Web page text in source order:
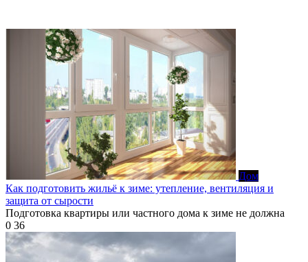
Дом
Как подготовить жильё к зиме: утепление, вентиляция и
защита от сырости
Подготовка квартиры или частного дома к зиме не должна
0 36